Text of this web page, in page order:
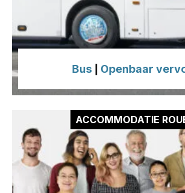
Bus Openbaar
ACCOMMODATIE